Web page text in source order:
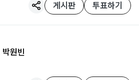
게시판 투표하기
박원빈